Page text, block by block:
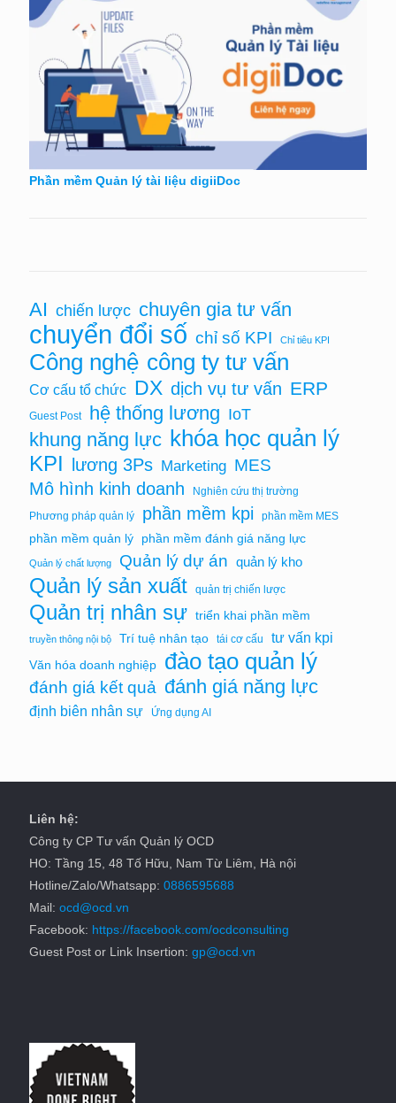
Phần mềm Quản lý tài liệu digiiDoc
AI chiến lược chuyên gia tư vấn
chuyển đổi số chỉ số KPI Chỉ tiêu KPI
Công nghệ công ty tư vấn
Cơ cấu tổ chức DX dịch vụ tư vấn ERP
Guest Post hệ thống lương IoT
khung năng lực khóa học quản lý
KPI lương 3Ps Marketing MES
Mô hình kinh doanh
Nghiên cứu thị trường
Phương pháp quản lý
phần mềm kpi phần mềm MES
phần mềm quản lý phần mềm đánh giá năng lực
Quản lý chất lượng Quản lý dự án quản lý kho
Quản lý sản xuất quản trị chiến lược
Quản trị nhân sự triển khai phần mềm
truyền thông nội bộ Trí tuệ nhân tạo tái cơ cấu tư vấn kpi
Văn hóa doanh nghiệp đào tạo quản lý
đánh giá kết quả đánh giá năng lực
định biên nhân sự Ứng dụng AI
Liên hệ:
Công ty CP Tư vấn Quản lý OCD
HO: Tầng 15, 48 Tố Hữu, Nam Từ Liêm, Hà nội
Hotline/Zalo/Whatsapp: 0886595688
Mail: ocd@ocd.vn
Facebook: https://facebook.com/ocdconsulting
Guest Post or Link Insertion: gp@ocd.vn